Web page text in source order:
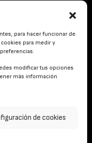
para hacer funcionar de
para medir y
modificar tus opciones
más información
de cookies